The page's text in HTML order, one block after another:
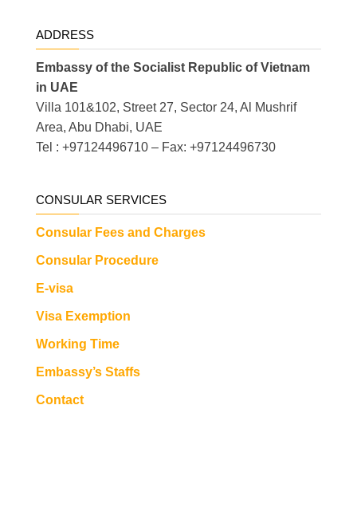
ADDRESS
Embassy of the Socialist Republic of Vietnam
in UAE
Villa 101&102, Street 27, Sector 24, Al Mushrif
Area, Abu Dhabi, UAE
Tel : +97124496710 – Fax: +97124496730
CONSULAR SERVICES
Consular Fees and Charges
Consular Procedure
E-visa
Visa Exemption
Working Time
Embassy’s Staffs
Contact